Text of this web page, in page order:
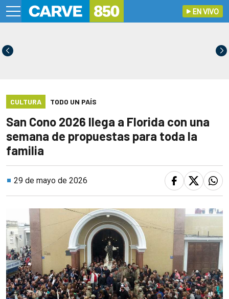
EN VIVO
CULTURA TODO UN PAÍS
San Cono 2026 llega a Florida con una
semana de propuestas para toda la
familia
29 de mayo de 2026